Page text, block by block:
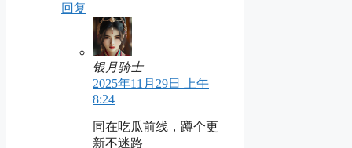
回复
银月骑士
2025年11月29日 上午
8:24
同在吃瓜前线，蹲个更
新不迷路